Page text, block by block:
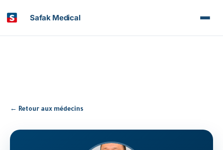
Safak Medical
← Retour aux médecins